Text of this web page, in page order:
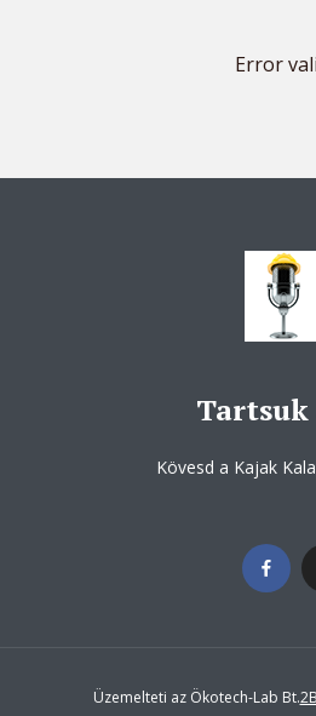
Error
Tartsuk
Kövesd a Kajak
Üzemelteti az Ökotech-Lab Bt.